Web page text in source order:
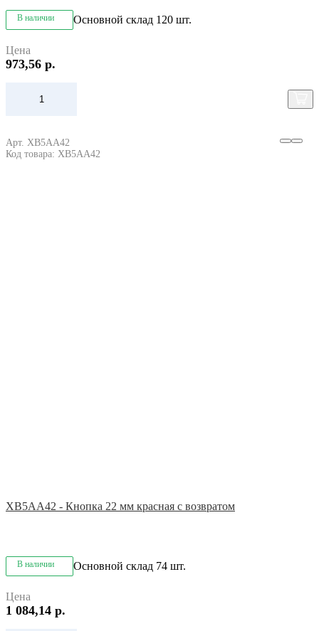
В наличии Основной склад 120 шт.
Цена
973,56 р.
Арт. XB5AA42
Код товара: XB5AA42
XB5AA42 - Кнопка 22 мм красная с возвратом
В наличии Основной склад 74 шт.
Цена
1 084,14 р.